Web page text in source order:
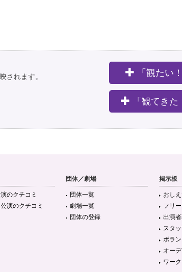
されます。
「観たい
「観てき
のクチコミ
演のクチコミ
団体／劇場
団体一覧
劇場一覧
団体の登録
掲示板
おし
フリ
出演
スタ
ボラ
オー
ワー